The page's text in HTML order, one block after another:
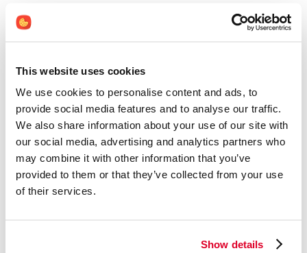
This website uses cookies
We use cookies to personalise content and ads, to
provide social media features and to analyse our traffic.
We also share information about your use of our site with
our social media, advertising and analytics partners who
may combine it with other information that you’ve
provided to them or that they’ve collected from your use
of their services.
Show details
Hoe werkt dat precies? Nou, creatine helpt de
energieproductie in onze hersenen te verhogen,
kleine, schadelijke deeltjes in ons lichaam die schade
kunnen veroorzaken aan cellen en weefsels. Ze
ontstaan als natuurlijk bijproduct van verschillende
processen in het lichaam, zoals de stofwisseling, en
kunnen bijdragen aan veroudering en ziekten als er te
veel van zijn.
Een recent groot onderzoek, gepubliceerd in het
De bevindingen zijn